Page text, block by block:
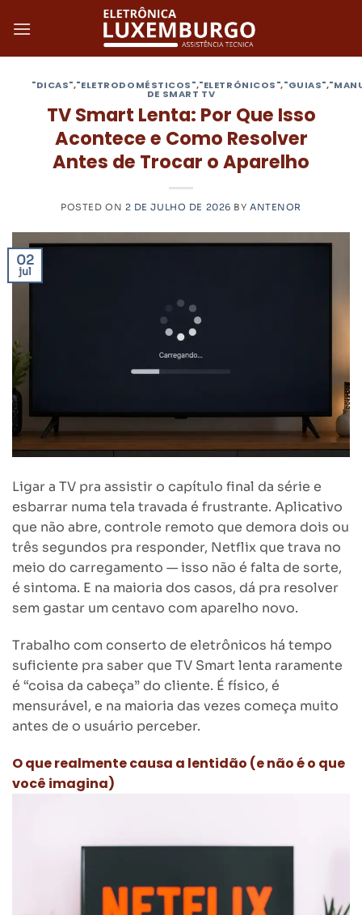
"DICAS","ELETRODOMÉSTICOS","ELETRÔNICOS","GUIAS",
DE SMART TV
TV Smart Lenta: Por Que Isso
Acontece e Como Resolver
Antes de Trocar o Aparelho
POSTED ON 2 DE JULHO DE 2026 BYANTENOR
02
jul
Ligar a TV pra assistir o capítulo final da série e
esbarrar numa tela travada é frustrante. Aplicativo
que não abre, controle remoto que demora dois ou
três segundos pra responder, Netflix que trava no
meio do carregamento — isso não é falta de sorte,
é sintoma. E na maioria dos casos, dá pra resolver
sem gastar um centavo com aparelho novo.
Trabalho com conserto de eletrônicos há tempo
suficiente pra saber que TV Smart lenta raramente
é “coisa da cabeça” do cliente. É físico, é
mensurável, e na maioria das vezes começa muito
antes de o usuário perceber.
O que realmente causa a lentidão (e não é o que
você imagina)